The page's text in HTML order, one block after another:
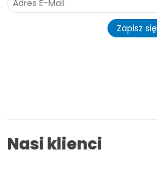
Zapisz się
Nasi klienci